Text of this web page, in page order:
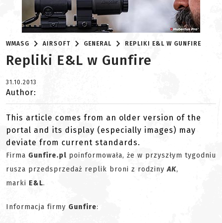
WMASG AIRSOFT GENERAL REPLIKI E&L W GUNFIRE
Repliki E&L w Gunfire
31.10.2013
Author:
This article comes from an older version of the
portal and its display (especially images) may
deviate from current standards.
Firma Gunfire.pl poinformowała, że w przyszłym tygodniu
rusza przedsprzedaż replik broni z rodzinyAK,
marki E&L.
Informacja firmy Gunfire: